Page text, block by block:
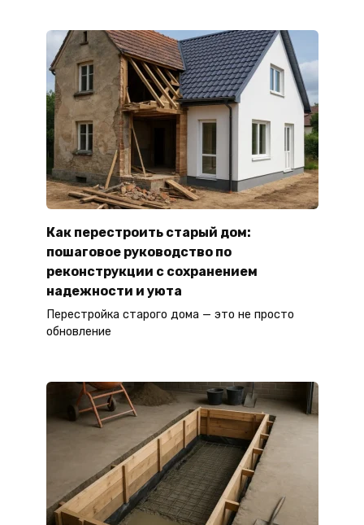
Как перестроить старый дом:
пошаговое руководство по
реконструкции с сохранением
надежности и уюта
Перестройка старого дома — это не просто
обновление